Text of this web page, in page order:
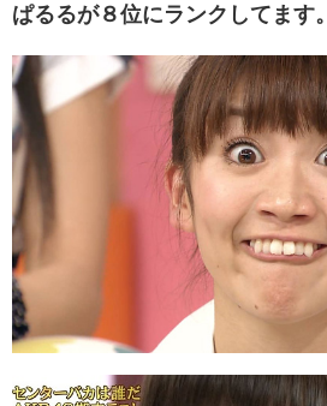
ぱるるが８位にランクしてます。